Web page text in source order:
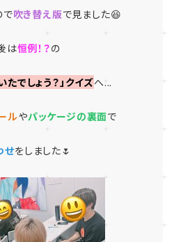
で吹き替え版で見ました😆
は恒例！？の
でしょう？」 クイズへ...
ルやパッケージの裏面で
せをしました🌷